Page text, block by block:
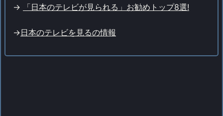
-> 「日本のテレビが見られる」お勧めトップ8選!
->日本のテレビを見るの情報